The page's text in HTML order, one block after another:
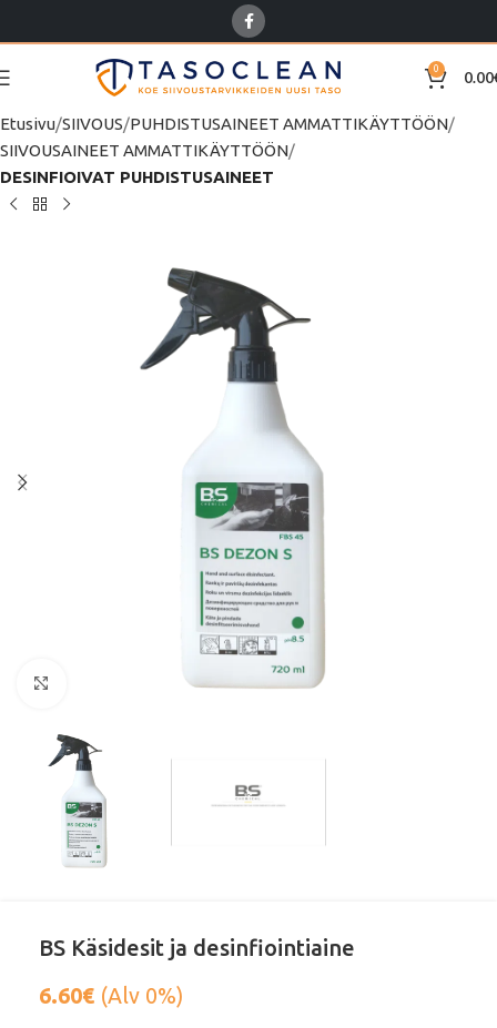
0 0.00
Etusivu SIIVOUS PUHDISTUSAINEET AMMATTIKÄYTTÖÖN
SIIVOUSAINEET AMMATTIKÄYTTÖÖN
DESINFIOIVAT PUHDISTUSAINEET
Klikkaa suurentaaksesi
BS Käsidesit ja desinfiointiaine
6.60€ (Alv 0%)